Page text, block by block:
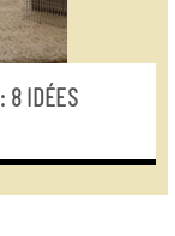
8 IDÉES